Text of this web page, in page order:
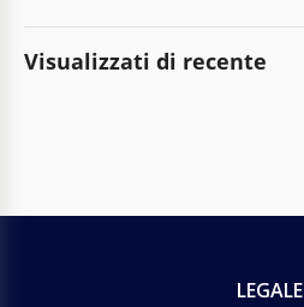
Visualizzati di recente
LEGALE